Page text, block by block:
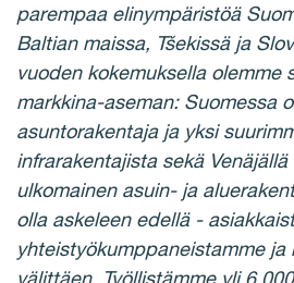
parempaa elinympäristöä
Baltian maissa, Tšekissä ja
vuoden kokemuksella olemme
markkina-aseman: Suomessa
asuntorakentaja ja yksi
infrarakentajista sekä
ulkomainen asuin- ja
olla askeleen edellä -
yhteistyökumppaneistamme ja
välittäen. Työllistämme yli 6